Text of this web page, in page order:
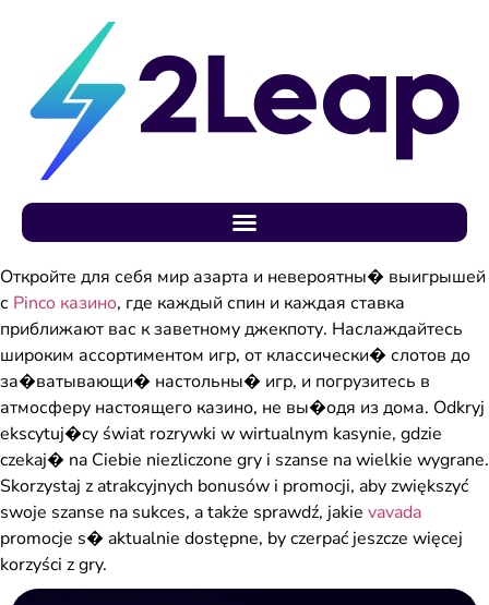
Откройте для себя мир азарта и невероятны� выигрышей
с Pinco казино, где каждый спин и каждая ставка
приближают вас к заветному джекпоту. Наслаждайтесь
широким ассортиментом игр, от классически� слотов до
за�ватывающи� настольны� игр, и погрузитесь в
атмосферу настоящего казино, не вы�одя из дома. Odkryj
ekscytuj�cy świat rozrywki w wirtualnym kasynie, gdzie
czekaj� na Ciebie niezliczone gry i szanse na wielkie wygrane.
Skorzystaj z atrakcyjnych bonusów i promocji, aby zwiększyć
swoje szanse na sukces, a także sprawdź, jakie vavada
promocje s� aktualnie dostępne, by czerpać jeszcze więcej
korzyści z gry.